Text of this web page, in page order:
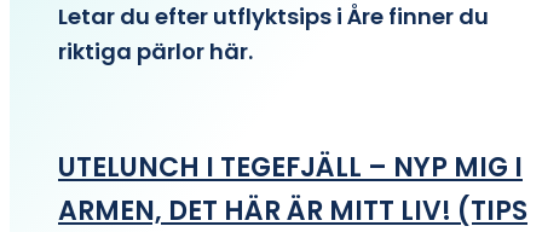
Letar du efter utflyktsips i Åre finner du
riktiga pärlor här.
UTELUNCH I TEGEFJÄLL – NYP MIG I
ARMEN, DET HÄR ÄR MITT LIV! (TIPS